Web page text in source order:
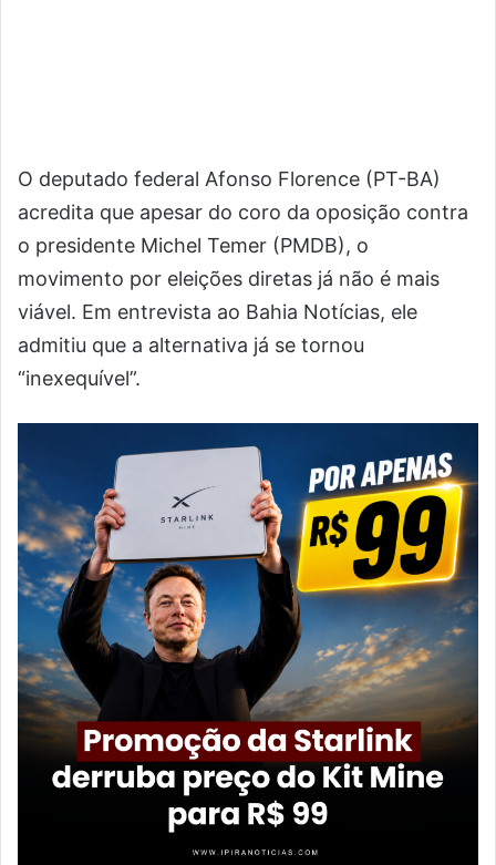
O deputado federal Afonso Florence (PT-BA)
acredita que apesar do coro da oposição contra
o presidente Michel Temer (PMDB), o
movimento por eleições diretas já não é mais
viável. Em entrevista ao Bahia Notícias, ele
admitiu que a alternativa já se tornou
“inexequível”.